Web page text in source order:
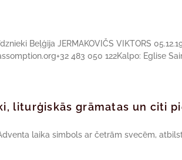
Beļģija JERMAKOVIČS VIKTORS
483 050 122Kalpo: Eglise
liturģiskās grāmatas un citi
laika simbols ar četrām svecēm,